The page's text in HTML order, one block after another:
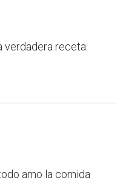
verdadera receta.
amo la comida